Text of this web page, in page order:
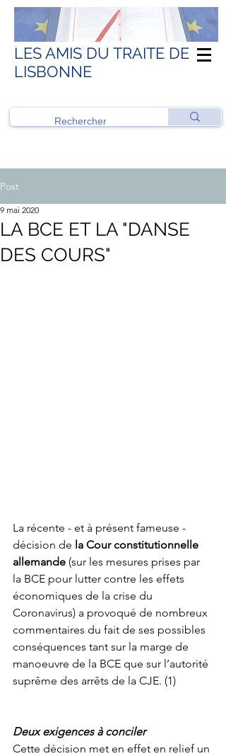
LES AMIS DU TRAITE DE
LISBONNE
Post
LA BCE ET LA "DANSE
DES COURS"
9 mai 2020
La récente - et à présent fameuse -
décision de la Cour constitutionnelle
allemande (sur les mesures prises par
la BCE pour lutter contre les effets
économiques de la crise du
Coronavirus) a provoqué de nombreux
commentaires du fait de ses possibles
conséquences tant sur la marge de
manoeuvre de la BCE que sur l’autorité
suprême des arrêts de la CJE. (1)
Deux exigences à conciler
Cette décision met en effet en relief un